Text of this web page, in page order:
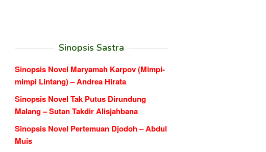
Sinopsis Sastra
Sinopsis Novel Maryamah Karpov (Mimpi-
mimpi Lintang) – Andrea Hirata
Sinopsis Novel Tak Putus Dirundung
Malang – Sutan Takdir Alisjahbana
Sinopsis Novel Pertemuan Djodoh – Abdul
Muis